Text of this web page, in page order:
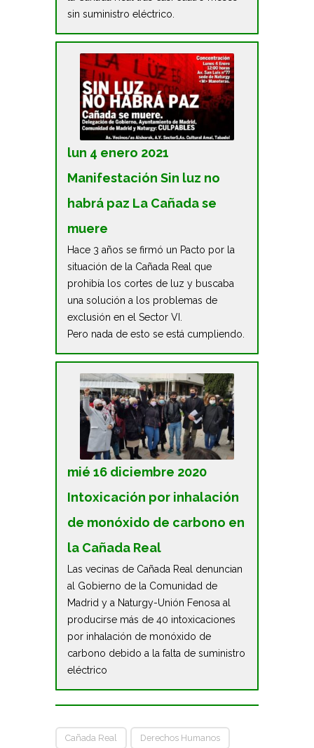
sin suministro eléctrico.
lun 4 enero 2021
Manifestación Sin luz no
habrá paz La Cañada se
muere
Hace 3 años se firmó un Pacto por la
situación de la Cañada Real que
prohibía los cortes de luz y buscaba
una solución a los problemas de
exclusión en el Sector VI.
Pero nada de esto se está cumpliendo.
mié 16 diciembre 2020
Intoxicación por inhalación
de monóxido de carbono en
la Cañada Real
Las vecinas de Cañada Real denuncian
al Gobierno de la Comunidad de
Madrid y a Naturgy-Unión Fenosa al
producirse más de 40 intoxicaciones
por inhalación de monóxido de
carbono debido a la falta de suministro
eléctrico
Cañada Real Derechos Humanos